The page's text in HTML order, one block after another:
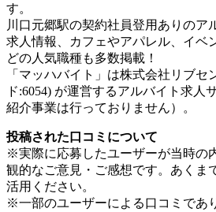
す。
川口元郷駅の契約社員登用ありのア
求人情報、カフェやアパレル、イベ
どの人気職種も多数掲載！
「マッハバイト」は株式会社リブセ
ド:6054) が運営するアルバイト求人
紹介事業は行っておりません）。
投稿された口コミについて
※実際に応募したユーザーが当時の
観的なご意見・ご感想です。あくま
活用ください。
※一部のユーザーによる口コミであ